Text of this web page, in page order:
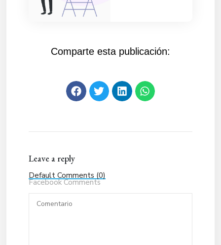
Comparte esta publicación:
Leave a reply
Default Comments (0)
Facebook Comments